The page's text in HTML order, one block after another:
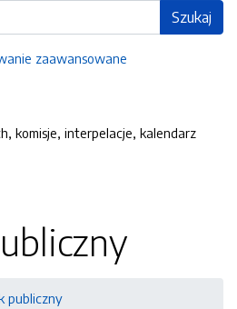
Szukaj
zaawansowane
komisje, interpelacje, kalendarz
publiczny